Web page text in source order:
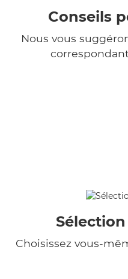
Conseils
Nous vous
Choisissez vous-